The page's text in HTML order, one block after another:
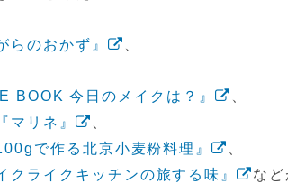
らのおかず』
BOOK 今日のメイクは？』
『マリネ』
で作る北京小麦粉料理』
クライクキッチンの旅する味』
な